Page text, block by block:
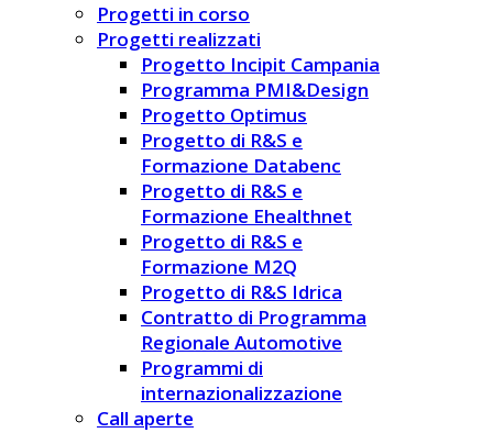
Progetti in corso
Progetti realizzati
Progetto Incipit Campania
Programma PMI&Design
Progetto Optimus
Progetto di R&S e
Formazione Databenc
Progetto di R&S e
Formazione Ehealthnet
Progetto di R&S e
Formazione M2Q
Progetto di R&S Idrica
Contratto di Programma
Regionale Automotive
Programmi di
internazionalizzazione
Call aperte